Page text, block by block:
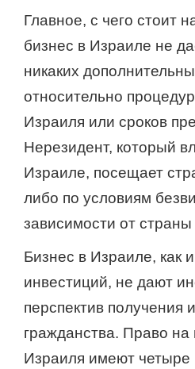
Главное, с чего стоит
бизнес в Израиле не
никаких
относительно
Израиля или сроков
Нерезидент, который
Израиле, посещает
либо по условиям
зависимости от страны
Бизнес в Израиле, как
инвестиций, не дают
перспектив получения
гражданства. Право на
Израиля имеют четыре